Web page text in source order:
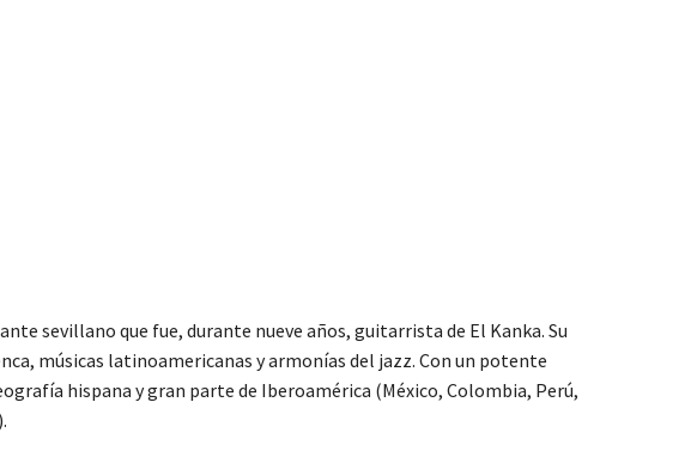
sevillano que fue, durante nueve años, guitarrista de El Kanka. Su
músicas latinoamericanas y armonías del jazz. Con un potente
hispana y gran parte de Iberoamérica (México, Colombia, Perú,